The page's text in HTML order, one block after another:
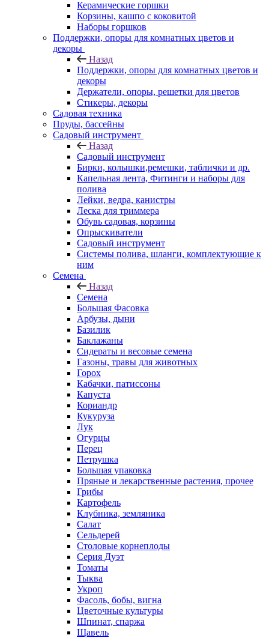
Керамические горшки
Корзины, кашпо с коковитой
Наборы горшков
Поддержки, опоры для комнатных цветов и
декоры
Назад
Поддержки, опоры для комнатных цветов и
декоры
Держатели, опоры, решетки для цветов
Стикеры, декоры
Садовая техника
Пруды, бассейны
Садовый инструмент
Назад
Садовый инструмент
Бирки, колышки,ремешки, таблички и др.
Капельная лента, Фитинги и наборы для
полива
Лейки, ведра, канистры
Леска для триммера
Обувь садовая, корзины
Опрыскиватели
Садовый инструмент
Системы полива, шланги, комплектующие к
ним
Семена
Назад
Семена
Большая Фасовка
Арбузы, дыни
Базилик
Баклажаны
Сидераты и весовые семена
Газоны, травы для животных
Горох
Кабачки, патиссоны
Капуста
Кориандр
Кукуруза
Лук
Огурцы
Перец
Петрушка
Большая упаковка
Пряные и лекарственные растения, прочее
Грибы
Картофель
Клубника, земляника
Салат
Сельдерей
Столовые корнеплоды
Серия Дуэт
Томаты
Тыква
Укроп
Фасоль, бобы, вигна
Цветочные культуры
Шпинат, спаржа
Щавель